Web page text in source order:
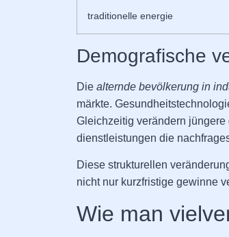
traditionelle energie
Demografische
Die alternde bevölkerung in
märkte.
Gleichzeitig verändern
dienstleistungen die
Diese strukturellen
nicht nur kurzfristige gewinne
Wie man